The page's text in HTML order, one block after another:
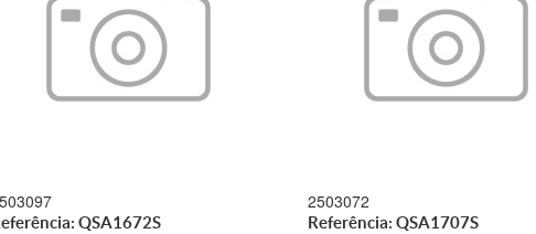
QSA1672S
2503072
Referência: QSA1707S